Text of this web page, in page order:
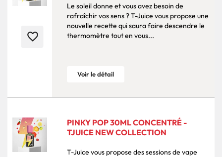
favorite_border
Le soleil donne et vous avez besoin de
rafraîchir vos sens ? T-Juice vous propose une
nouvelle recette qui saura faire descendre le
thermomètre tout en vous...
Voir le détail
PINKY POP 30ML CONCENTRÉ -
TJUICE NEW COLLECTION
T-Juice vous propose des sessions de vape